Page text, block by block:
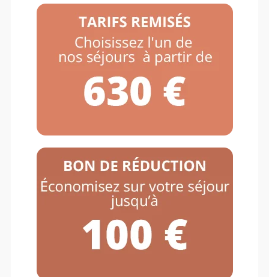
Trier parCommande par défaut
Montrer12 produits
Equit’adventure – Eté 2026
– Dimanche 02 août au
mardi 11 août 2026